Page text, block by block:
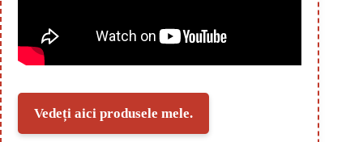
Vedeți aici produsele mele.